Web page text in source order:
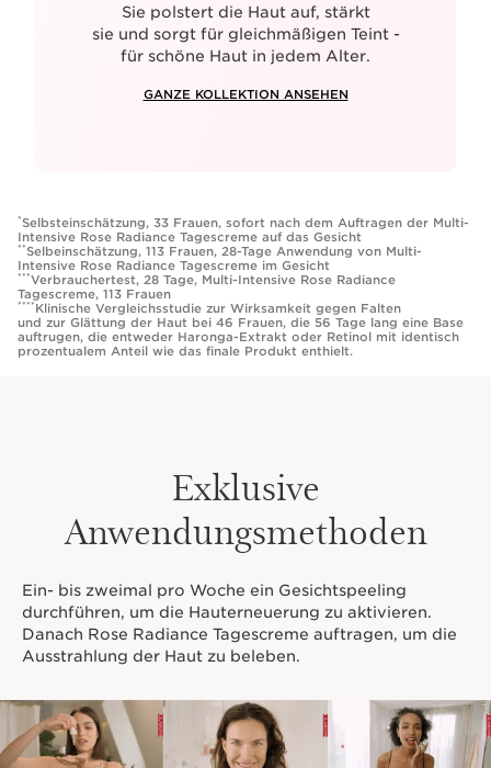
Sie polstert die Haut auf, stärkt
sie und sorgt für gleichmäßigen Teint -
für schöne Haut in jedem Alter.
GANZE KOLLEKTION ANSEHEN
*Selbsteinschätzung, 33 Frauen, sofort nach dem Auftragen der Multi-
Intensive Rose Radiance Tagescreme auf das Gesicht
**Selbeinschätzung, 113 Frauen, 28-Tage Anwendung von Multi-
Intensive Rose Radiance Tagescreme im Gesicht
***Verbrauchertest, 28 Tage, Multi-Intensive Rose Radiance
Tagescreme, 113 Frauen
**** Klinische Vergleichsstudie zur Wirksamkeit gegen Falten
und zur Glättung der Haut bei 46 Frauen, die 56 Tage lang eine Base
auftrugen, die entweder Haronga-Extrakt oder Retinol mit identisch
prozentualem Anteil wie das finale Produkt enthielt.
Exklusive
Anwendungsmethoden
Ein- bis zweimal pro Woche ein Gesichtspeeling
durchführen, um die Hauterneuerung zu aktivieren.
Danach Rose Radiance Tagescreme auftragen, um die
Ausstrahlung der Haut zu beleben.